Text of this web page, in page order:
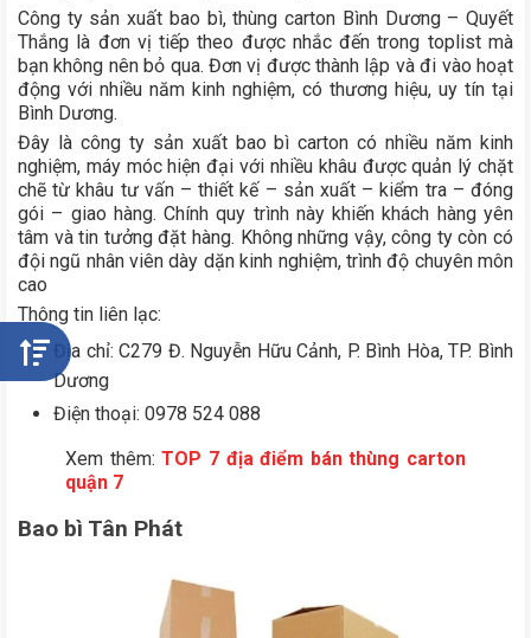
Công ty sản xuất bao bì, thùng carton Bình Dương – Quyết
Thắng là đơn vị tiếp theo được nhắc đến trong toplist mà
bạn không nên bỏ qua. Đơn vị được thành lập và đi vào hoạt
động với nhiều năm kinh nghiệm, có thương hiệu, uy tín tại
Bình Dương.
Đây là công ty sản xuất bao bì carton có nhiều năm kinh
nghiệm, máy móc hiện đại với nhiều khâu được quản lý chặt
chẽ từ khâu tư vấn – thiết kế – sản xuất – kiểm tra – đóng
gói – giao hàng. Chính quy trình này khiến khách hàng yên
tâm và tin tưởng đặt hàng. Không những vậy, công ty còn có
đội ngũ nhân viên dày dặn kinh nghiệm, trình độ chuyên môn
cao
Thông tin liên lạc:
Địa chỉ: C279 Đ. Nguyễn Hữu Cảnh, P. Bình Hòa, TP. Bình
Dương
Điện thoại: 0978 524 088
Xem thêm:TOP 7 địa điểm bán thùng carton
quận 7
Bao bì Tân Phát